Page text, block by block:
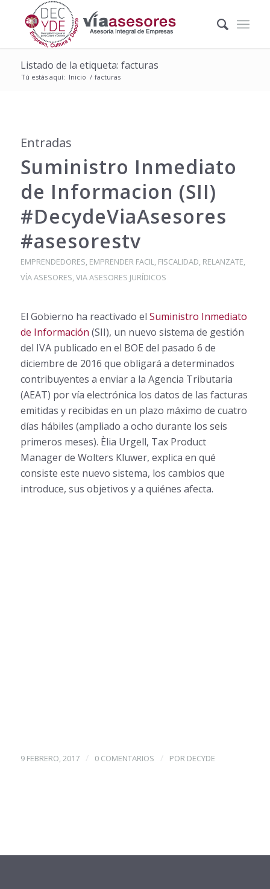
Listado de la etiqueta: facturas
Tú estás aquí: Inicio / facturas
Entradas
Suministro Inmediato
de Informacion (SII)
#DecydeViaAsesores
#asesorestv
EMPRENDEDORES, EMPRENDER FACIL, FISCALIDAD, RELANZATE,
VÍA ASESORES,VIA ASESORES JURÍDICOS
El Gobierno ha reactivado el Suministro Inmediato
de Información (SII), un nuevo sistema de gestión
del IVA publicado en el BOE del pasado 6 de
diciembre de 2016 que obligará a determinados
contribuyentes a enviar a la Agencia Tributaria
(AEAT) por vía electrónica los datos de las facturas
emitidas y recibidas en un plazo máximo de cuatro
días hábiles (ampliado a ocho durante los seis
primeros meses). Èlia Urgell, Tax Product
Manager de Wolters Kluwer, explica en qué
consiste este nuevo sistema, los cambios que
introduce, sus objetivos y a quiénes afecta.
9 FEBRERO, 2017 / 0 COMENTARIOS / POR DECYDE